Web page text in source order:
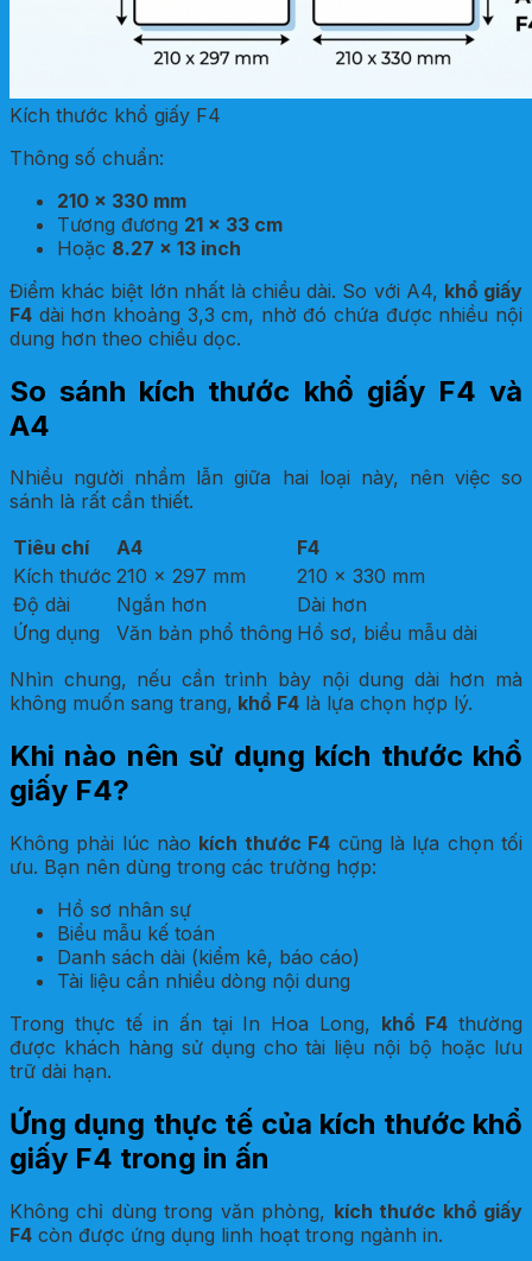
Kích thước khổ giấy F4
Thông số chuẩn:
210 x 330 mm
Tương đương 21 x 33 cm
Hoặc 8.27 x 13 inch
Điểm khác biệt lớn nhất là chiều dài. So với A4, khổ giấy
F4 dài hơn khoảng 3,3 cm, nhờ đó chứa được nhiều nội
dung hơn theo chiều dọc.
So sánh kích thước khổ giấy F4 và
A4
Nhiều người nhầm lẫn giữa hai loại này, nên việc so
sánh là rất cần thiết.
Tiêu chí
A4
F4
Kích thước 210 x 297 mm
210 x 330 mm
Độ dài
Ngắn hơn
Dài hơn
Ứng dụng
Văn bản phổ thông Hồ sơ, biểu mẫu dài
Nhìn chung, nếu cần trình bày nội dung dài hơn mà
không muốn sang trang, khổ F4 là lựa chọn hợp lý.
Khi nào nên sử dụng kích thước khổ
giấy F4?
Không phải lúc nào kích thước F4 cũng là lựa chọn tối
ưu. Bạn nên dùng trong các trường hợp:
Hồ sơ nhân sự
Biểu mẫu kế toán
Danh sách dài (kiểm kê, báo cáo)
Tài liệu cần nhiều dòng nội dung
Trong thực tế in ấn tại In Hoa Long, khổ F4 thường
được khách hàng sử dụng cho tài liệu nội bộ hoặc lưu
trữ dài hạn.
Ứng dụng thực tế của kích thước khổ
giấy F4 trong in ấn
Không chỉ dùng trong văn phòng, kích thước khổ giấy
F4 còn được ứng dụng linh hoạt trong ngành in.